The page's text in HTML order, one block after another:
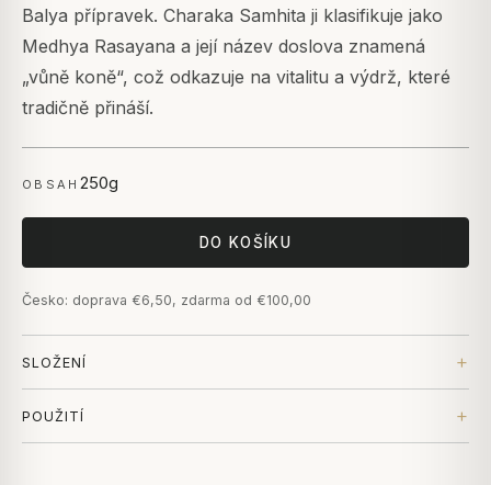
Balya přípravek. Charaka Samhita ji klasifikuje jako
Medhya Rasayana a její název doslova znamená
„vůně koně“, což odkazuje na vitalitu a výdrž, které
tradičně přináší.
OBSAH 250g
DO KOŠÍKU
Česko: doprava €6,50, zdarma od €100,00
SLOŽENÍ
POUŽITÍ